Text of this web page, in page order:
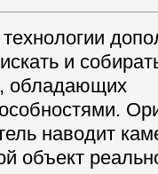
и
обладающих
наводит
объект